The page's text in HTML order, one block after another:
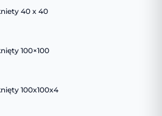
40 x 40
100×100
100x100x4